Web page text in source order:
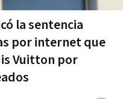
la sentencia
por internet que
Vuitton por